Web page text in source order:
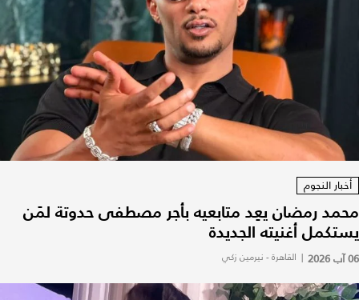
أخبار النجوم
محمد رمضان يعِد متابعيه بأجر مصطفى حدوتة لمَن
يستكمل أغنيته الجديدة
06 آب 2026 | القاهرة - نيرمين زكي